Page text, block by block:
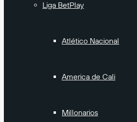
Liga BetPlay
Atlético Nacional
America de Cali
Millonarios